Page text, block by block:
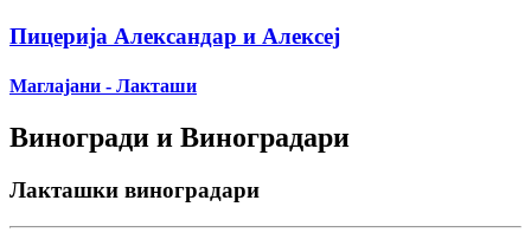
Пицерија Александар и Алексеј
Маглајани - Лакташи
Виногради и Виноградари
Лакташки виноградари